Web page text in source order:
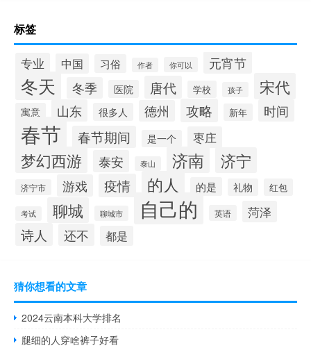
标签
专业 中国 习俗 作者 你可以 元宵节
冬天 冬季 医院 唐代 学校 孩子 宋代
寓意 山东 很多人 德州 攻略 新年 时间
春节 春节期间 是一个 枣庄
梦幻西游 泰安 泰山 济南 济宁
济宁市 游戏 疫情 的人 的是 礼物 红包
考试 聊城 聊城市 自己的 英语 菏泽
诗人 还不 都是
猜你想看的文章
2024云南本科大学排名
腿细的人穿啥裤子好看